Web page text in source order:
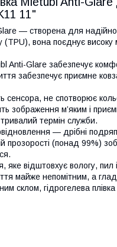
11"
— створена для
вона поєднує високу
Anti-Glare забезпечує
забезпечує приємне
сенсора, не спотворює
зображення м’яким і
термін служби.
— дрібні
прозорості (понад 99%)
відштовхує вологу, пил
майже непомітним, а
склом, гідрогелева